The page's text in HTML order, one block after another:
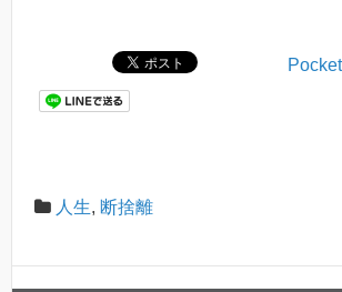
Pocket
人生, 断捨離